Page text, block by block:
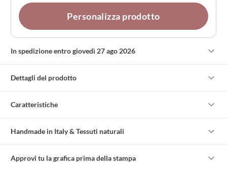
speciale perché pensata proprio per chi la riceve.
Personalizza prodotto
In spedizione entro giovedì 27 ago 2026
Dettagli del prodotto
Caratteristiche
Handmade in Italy & Tessuti naturali
Approvi tu la grafica prima della stampa